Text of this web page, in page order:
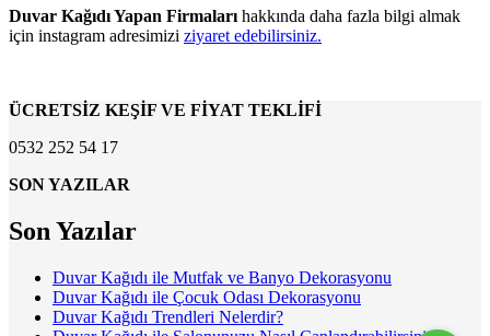
Duvar Kağıdı Yapan Firmaları hakkında daha fazla bilgi almak
için instagram adresimizi ziyaret edebilirsiniz.
ÜCRETSİZ KEŞİF VE FİYAT TEKLİFİ
0532 252 54 17
SON YAZILAR
Son Yazılar
Duvar Kağıdı ile Mutfak ve Banyo Dekorasyonu
Duvar Kağıdı ile Çocuk Odası Dekorasyonu
Duvar Kağıdı Trendleri Nelerdir?